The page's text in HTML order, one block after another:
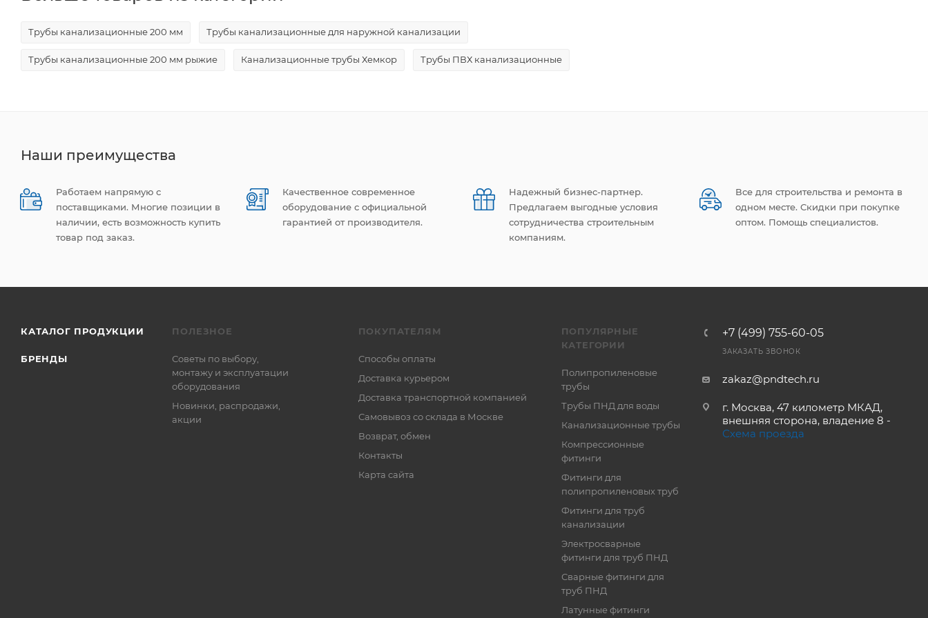
Трубы канализационные 200 мм Трубы канализационные для наружной канализации
Трубы канализационные 200 мм рыжие Канализационные трубы Хемкор Трубы ПВХ канализационные
Наши преимущества
Работаем напрямую с
поставщиками. Многие позиции в
наличии, есть возможность купить
товар под заказ.
Качественное современное
оборудование с официальной
гарантией от производителя.
Надежный бизнес-партнер.
Предлагаем выгодные условия
сотрудничества строительным
компаниям.
Все для строительства и ремонта в
одном месте. Скидки при покупке
оптом. Помощь специалистов.
КАТАЛОГ ПРОДУКЦИИ
БРЕНДЫ
ПОЛЕЗНОЕ
Советы по выбору,
монтажу и эксплуатации
оборудования
Новинки, распродажи,
акции
ПОКУПАТЕЛЯМ
Способы оплаты
Доставка курьером
Доставка транспортной компанией
Самовывоз со склада в Москве
Возврат, обмен
Контакты
Карта сайта
ПОПУЛЯРНЫЕ
КАТЕГОРИИ
Полипропиленовые
трубы
Трубы ПНД для воды
Канализационные трубы
Компрессионные
фитинги
Фитинги для
полипропиленовых труб
Фитинги для труб
канализации
Электросварные
фитинги для труб ПНД
Сварные фитинги для
труб ПНД
Латунные фитинги
+7 (499) 755-60-05
ЗАКАЗАТЬ ЗВОНОК
zakaz@pndtech.ru
г. Москва, 47 километр МКАД,
внешняя сторона, владение 8 -
Схема проезда